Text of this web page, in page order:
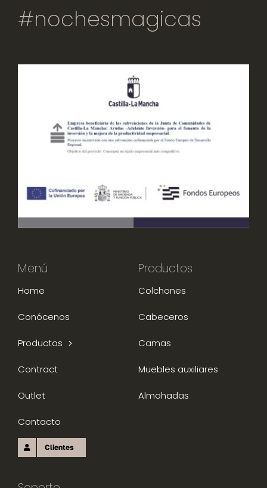
#nochesmagicas
Menú
Home
Conócenos
Productos
Contract
Outlet
Contacto
Clientes
Productos
Colchones
Cabeceros
Camas
Muebles auxiliares
Almohadas